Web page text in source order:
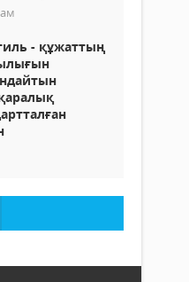
- құжаттың